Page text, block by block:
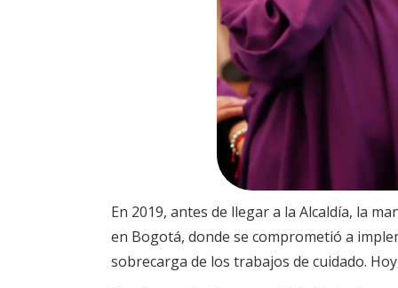
En 2019, antes de llegar a la Alcaldía, la
en Bogotá, donde se comprometió a
sobrecarga de los trabajos de cuidado.